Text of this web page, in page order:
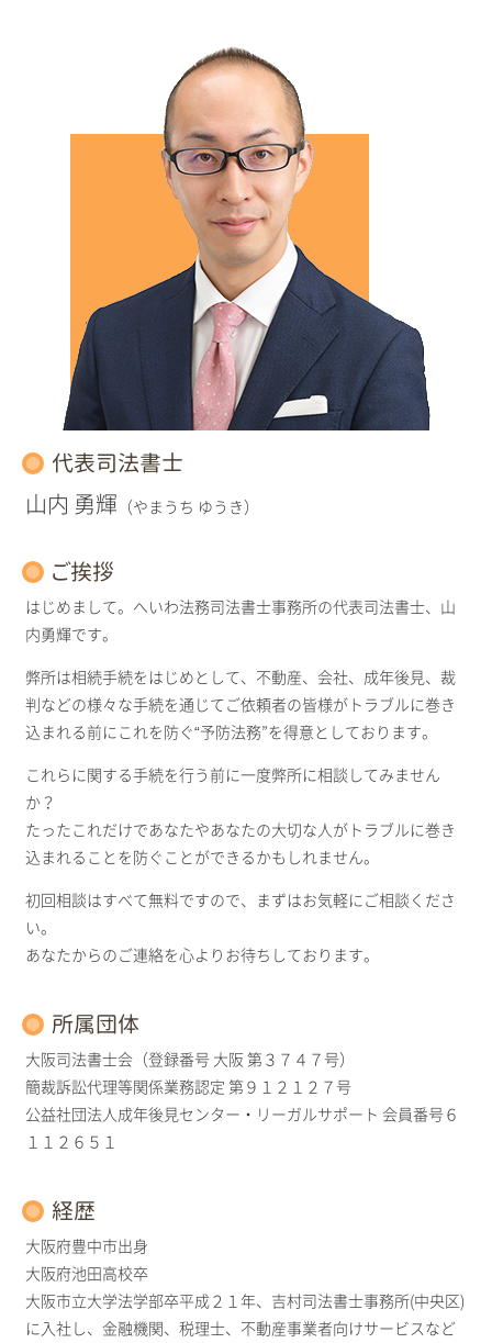
代表司法書士
山内 勇輝 （やまうち ゆうき）
ご挨拶
はじめまして。へいわ法務司法書士事務所の代表司法書士、山
内勇輝です。
弊所は相続手続をはじめとして、不動産、会社、成年後見、裁
判などの様々な手続を通じてご依頼者の皆様がトラブルに巻き
込まれる前にこれを防ぐ“予防法務”を得意としております。
これらに関する手続を行う前に一度弊所に相談してみません
か？
たったこれだけであなたやあなたの大切な人がトラブルに巻き
込まれることを防ぐことができるかもしれません。
初回相談はすべて無料ですので、まずはお気軽にご相談くださ
い。
あなたからのご連絡を心よりお待ちしております。
所属団体
大阪司法書士会（登録番号 大阪 第３７４７号）
簡裁訴訟代理等関係業務認定 第９１２１２７号
公益社団法人成年後見センター・リーガルサポート 会員番号６
１１２６５１
経歴
大阪府豊中市出身
大阪府池田高校卒
大阪市立大学法学部卒平成２１年、吉村司法書士事務所(中央区)
に入社し、金融機関、税理士、不動産事業者向けサービスなど